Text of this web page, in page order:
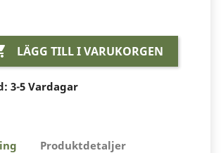
LÄGG TILL I VARUKORGEN
3-5 Vardagar
Produktdetaljer